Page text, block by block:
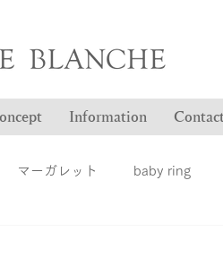
Information
マーガレット baby ring